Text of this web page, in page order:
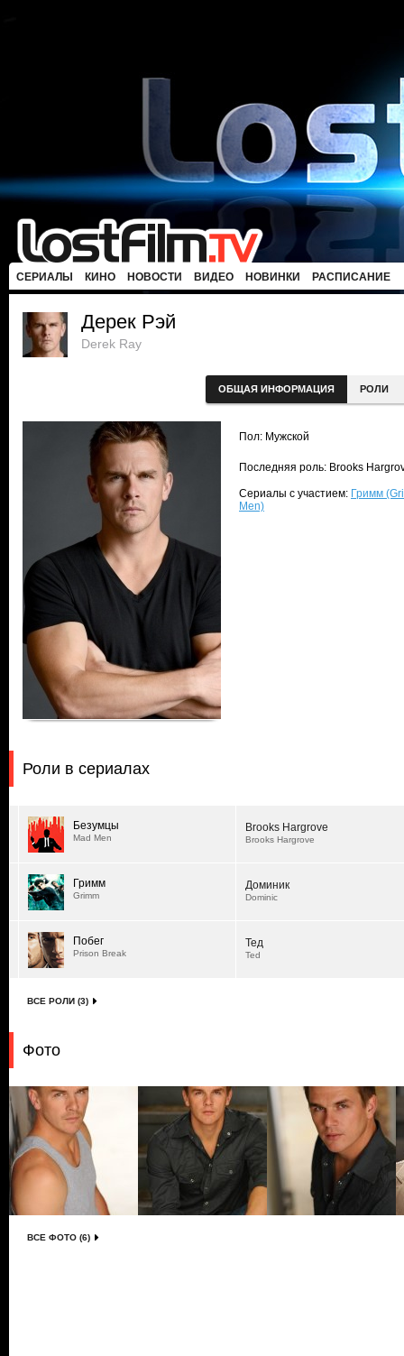
СЕРИАЛЫ КИНО НОВОСТИ ВИДЕО НОВИНКИ РАСПИСАНИЕ
Дерек Рэй
Derek Ray
ОБЩАЯ ИНФОРМАЦИЯ РОЛИ
Пол: Мужской
Последняя роль: Brooks
Сериалы с участием: Гримм
Men)
Роли в сериалах
Безумцы
Mad Men
Brooks Hargrove
Brooks Hargrove
Гримм
Grimm
Доминик
Dominic
Побег
Prison Break
Тед
Ted
ВСЕ РОЛИ (3)
Фото
ВСЕ ФОТО (6)